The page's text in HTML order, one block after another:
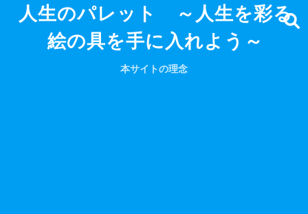
人生のパレット ～人生を彩る
絵の具を手に入れよう～
本サイトの理念